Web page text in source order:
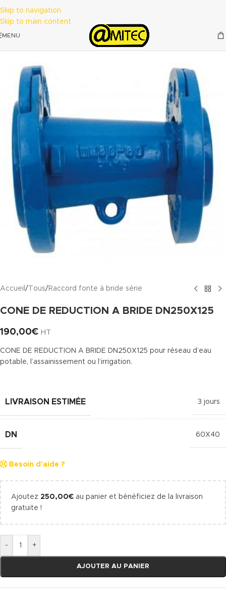
Skip to navigation
Skip to main content
MENU
Accueil / Tous/ Raccord fonte à bride série
CONE DE REDUCTION A BRIDE DN250X125
190,00€ HT
CONE DE REDUCTION A BRIDE DN250X125 pour réseau d’eau
potable, l’assainissement ou l’irrigation.
LIVRAISON ESTIMÉE 3 jours
DN 60X40
Besoin d'aide ?
Ajoutez 250,00€ au panier et bénéficiez de la livraison
gratuite !
- +
AJOUTER AU PANIER